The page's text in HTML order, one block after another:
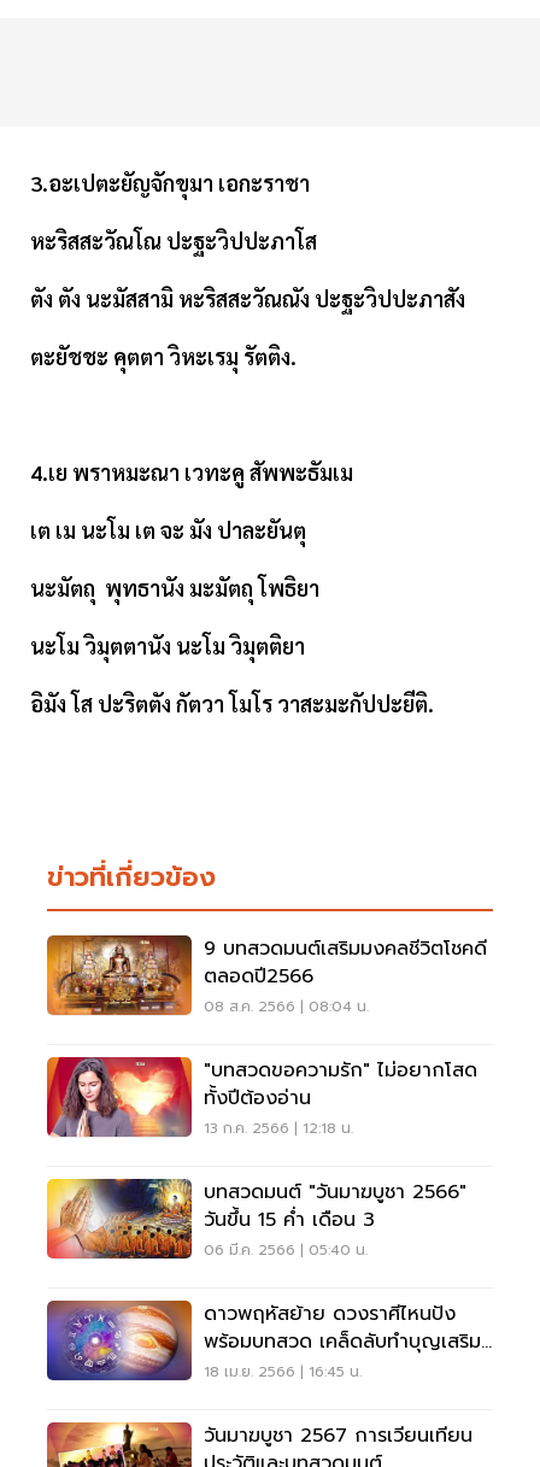
3.อะเปตะยัญจักขุมา เอกะราชา
หะริสสะวัณโณ ปะฐะวิปปะภาโส
ตัง ตัง นะมัสสามิ หะริสสะวัณณัง ปะฐะวิปปะภาสัง
ตะยัชชะ คุตตา วิหะเรมุ รัตติง.
4.เย พราหมะณา เวทะคู สัพพะธัมเม
เต เม นะโม เต จะ มัง ปาละยันตุ
นะมัตถุ พุทธานัง มะมัตถุ โพธิยา
นะโม วิมุตตานัง นะโม วิมุตติยา
อิมัง โส ปะริตตัง กัตวา โมโร วาสะมะกัปปะยีติ.
ข่าวที่เกี่ยวข้อง
9 บทสวดมนต์เสริมมงคลชีวิตโชคดี
ตลอดปี2566
08 ส.ค. 2566 | 08:04 น.
"บทสวดขอความรัก" ไม่อยากโสด
ทั้งปีต้องอ่าน
13 ก.ค. 2566 | 12:18 น.
บทสวดมนต์ "วันมาฆบูชา 2566"
วันขึ้น 15 ค่ำ เดือน 3
06 มี.ค. 2566 | 05:40 น.
ดาวพฤหัสย้าย ดวงราศีไหนปัง
พร้อมบทสวด เคล็ดลับทำบุญเสริม
ดวง
18 เม.ย. 2566 | 16:45 น.
วันมาฆบูชา 2567 การเวียนเทียน